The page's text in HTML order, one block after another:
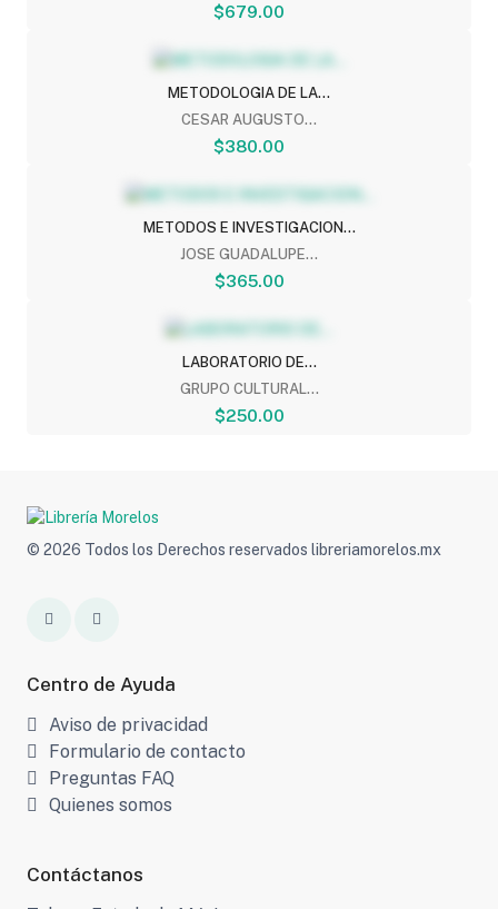
$679.00
METODOLOGIA DE LA...
CESAR AUGUSTO...
$380.00
METODOS E INVESTIGACION...
JOSE GUADALUPE...
$365.00
LABORATORIO DE...
GRUPO CULTURAL...
$250.00
© 2026 Todos los Derechos reservados libreriamorelos.mx
Centro de Ayuda
Aviso de privacidad
Formulario de contacto
Preguntas FAQ
Quienes somos
Contáctanos